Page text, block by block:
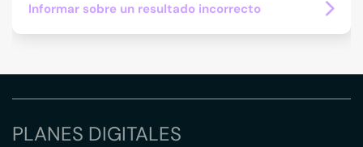
Informar sobre un resultado incorrecto
PLANES DIGITALES